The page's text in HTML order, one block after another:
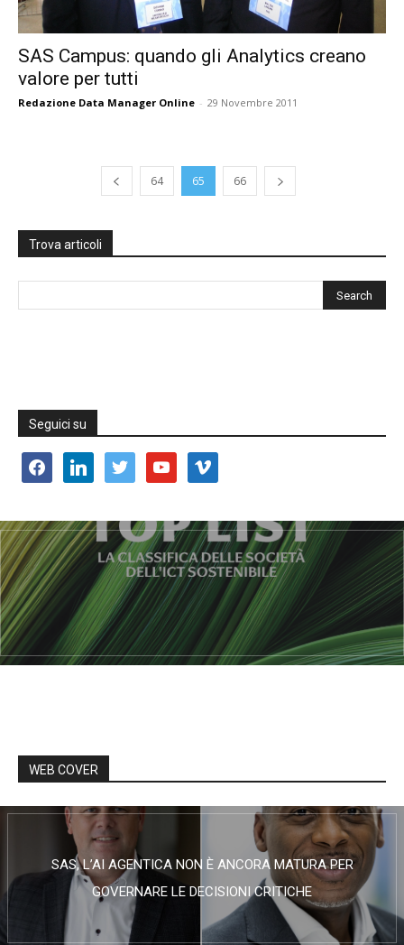
SAS Campus: quando gli Analytics creano
valore per tutti
Redazione Data Manager Online - 29 Novembre 2011
64 65 66
Trova articoli
Seguici su
facebooklinkedin twitter youtube vimeo
WEB COVER
SAS, L’AI AGENTICA NON È ANCORA MATURA PER
GOVERNARE LE DECISIONI CRITICHE